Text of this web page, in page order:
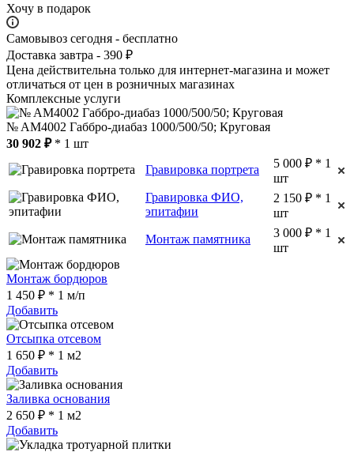
Хочу в подарок
Самовывоз сегодня - бесплатно
Доставка завтра - 390 ₽
Цена действительна только для интернет-магазина и может
отличаться от цен в розничных магазинах
Комплексные услуги
№ AM4002 Габбро-диабаз 1000/500/50; Круговая
30 902 ₽* 1 шт
Гравировка портрета
5 000 ₽ * 1
шт
Гравировка ФИО,
эпитафии
2 150 ₽ * 1
шт
Монтаж памятника
3 000 ₽ * 1
шт
Монтаж бордюров
1 450 ₽ * 1 м/п
Добавить
Отсыпка отсевом
1 650 ₽ * 1 м2
Добавить
Заливка основания
2 650 ₽ * 1 м2
Добавить